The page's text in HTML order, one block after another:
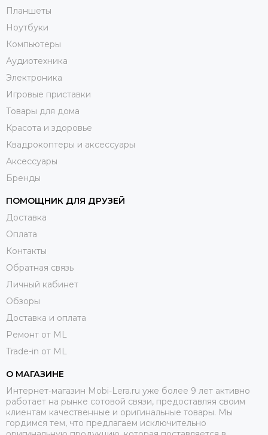
Планшеты
Ноутбуки
Компьютеры
Аудиотехника
Электроника
Игровые приставки
Товары для дома
Красота и здоровье
Квадрокоптеры и аксессуары
Аксессуары
Бренды
ПОМОЩНИК ДЛЯ ДРУЗЕЙ
Доставка
Оплата
Контакты
Обратная связь
Личный кабинет
Обзоры
Доставка и оплата
Ремонт от ML
Trade-in от ML
О МАГАЗИНЕ
Интернет-магазин Mobi-Lera.ru уже более 9 лет активно
работает на рынке сотовой связи, предоставляя своим
клиентам качественные и оригинальные товары. Мы
гордимся тем, что предлагаем исключительно